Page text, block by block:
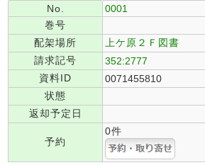
No.
0001
巻号
配架場所
上ケ原２Ｆ図書
請求記号
352:2777
資料ID
0071455810
状態
返却予定日
予約
0件